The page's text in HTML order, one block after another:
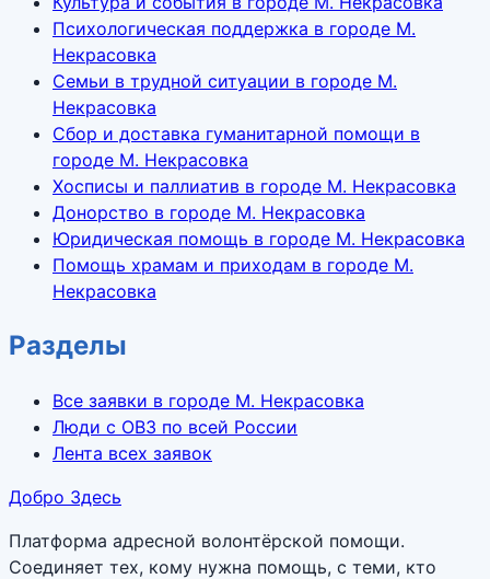
Психологическая поддержка в городе М.
Некрасовка
Семьи в трудной ситуации в городе М.
Некрасовка
Сбор и доставка гуманитарной помощи в
городе М. Некрасовка
Хосписы и паллиатив в городе М. Некрасовка
Донорство в городе М. Некрасовка
Юридическая помощь в городе М. Некрасовка
Помощь храмам и приходам в городе М.
Некрасовка
Разделы
Все заявки в городе М. Некрасовка
Люди с ОВЗ по всей России
Лента всех заявок
Добро Здесь
Платформа адресной волонтёрской помощи.
Соединяет тех, кому нужна помощь, с теми, кто